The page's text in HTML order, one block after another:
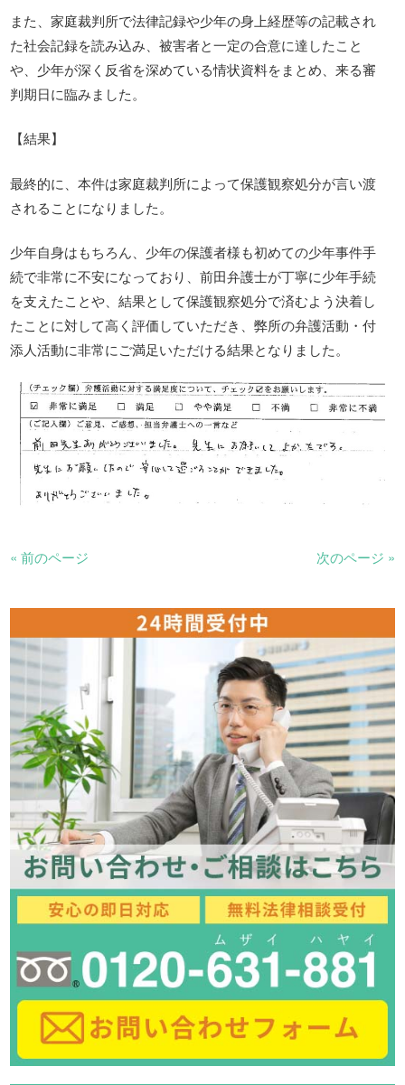
また、家庭裁判所で法律記録や少年の身上経歴等の記載され
た社会記録を読み込み、被害者と一定の合意に達したこと
や、少年が深く反省を深めている情状資料をまとめ、来る審
判期日に臨みました。
【結果】
最終的に、本件は家庭裁判所によって保護観察処分が言い渡
されることになりました。
少年自身はもちろん、少年の保護者様も初めての少年事件手
続で非常に不安になっており、前田弁護士が丁寧に少年手続
を支えたことや、結果として保護観察処分で済むよう決着し
たことに対して高く評価していただき、弊所の弁護活動・付
添人活動に非常にご満足いただける結果となりました。
« 前のページ 次のページ »